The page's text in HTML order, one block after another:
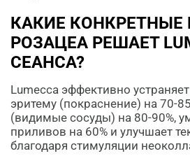
КАКИЕ
РОЗАЦЕА РЕШАЕТ
СЕАНСА?
Lumecca эффективно
эритему (покраснение) на 70-
(видимые сосуды) на 80-90%,
приливов на 60% и улучшает
благодаря стимуляции